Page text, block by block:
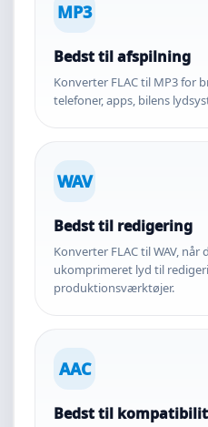
MP3
Bedst til afspilning
Konverter FLAC til MP3 for
telefoner, apps, bilens
WAV
Bedst til redigering
Konverter FLAC til WAV,
ukomprimeret lyd til
produktionsværktøjer.
AAC
Bedst til